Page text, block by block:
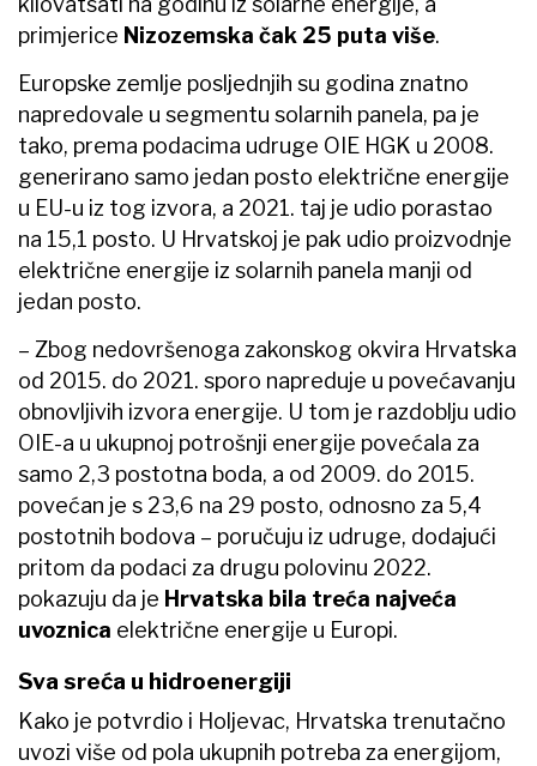
primjerice Nizozemska čak 25 puta više.
Europske zemlje posljednjih su godina znatno
napredovale u segmentu solarnih panela, pa je
tako, prema podacima udruge OIE HGK u 2008.
generirano samo jedan posto električne energije
u EU-u iz tog izvora, a 2021. taj je udio porastao
na 15,1 posto. U Hrvatskoj je pak udio proizvodnje
električne energije iz solarnih panela manji od
jedan posto.
– Zbog nedovršenoga zakonskog okvira Hrvatska
od 2015. do 2021. sporo napreduje u povećavanju
obnovljivih izvora energije. U tom je razdoblju udio
OIE-a u ukupnoj potrošnji energije povećala za
samo 2,3 postotna boda, a od 2009. do 2015.
povećan je s 23,6 na 29 posto, odnosno za 5,4
postotnih bodova – poručuju iz udruge, dodajući
pritom da podaci za drugu polovinu 2022.
pokazuju da je Hrvatska bila treća najveća
uvoznica električne energije u Europi.
Sva sreća u hidroenergiji
Kako je potvrdio i Holjevac, Hrvatska trenutačno
uvozi više od pola ukupnih potreba za energijom,